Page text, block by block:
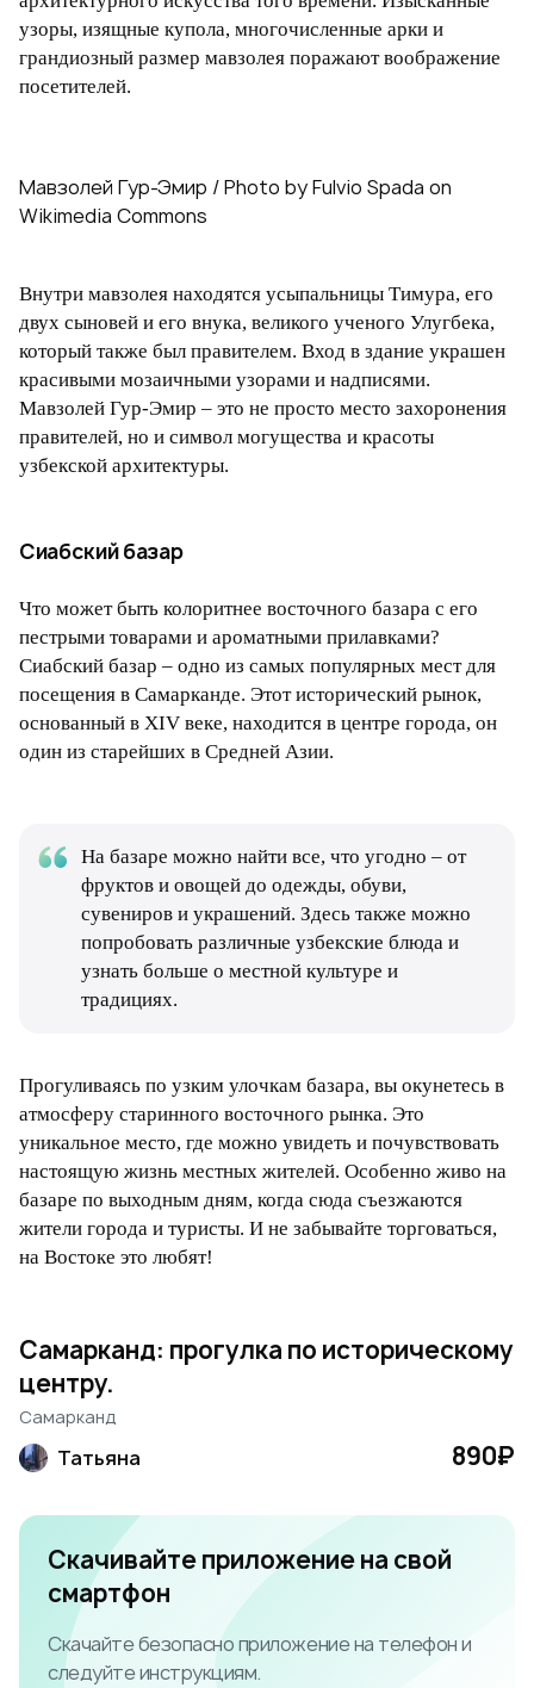
узоры, изящные купола, многочисленные арки и
грандиозный размер мавзолея поражают воображение
посетителей.
Мавзолей Гур-Эмир / Photo by Fulvio Spada on
Wikimedia Commons
Внутри мавзолея находятся усыпальницы Тимура, его
двух сыновей и его внука, великого ученого Улугбека,
который также был правителем. Вход в здание украшен
красивыми мозаичными узорами и надписями.
Мавзолей Гур-Эмир – это не просто место захоронения
правителей, но и символ могущества и красоты
узбекской архитектуры.
Сиабский базар
Что может быть колоритнее восточного базара с его
пестрыми товарами и ароматными прилавками?
Сиабский базар – одно из самых популярных мест для
посещения в Самарканде. Этот исторический рынок,
основанный в XIV веке, находится в центре города, он
один из старейших в Средней Азии.
На базаре можно найти все, что угодно – от
фруктов и овощей до одежды, обуви,
сувениров и украшений. Здесь также можно
попробовать различные узбекские блюда и
узнать больше о местной культуре и
традициях.
Прогуливаясь по узким улочкам базара, вы окунетесь в
атмосферу старинного восточного рынка. Это
уникальное место, где можно увидеть и почувствовать
настоящую жизнь местных жителей. Особенно живо на
базаре по выходным дням, когда сюда съезжаются
жители города и туристы. И не забывайте торговаться,
на Востоке это любят!
Самарканд: прогулка по историческому
центру.
Самарканд
Татьяна 890₽
Скачивайте приложение на свой
смартфон
Скачайте безопасно приложение на телефон и
следуйте инструкциям.